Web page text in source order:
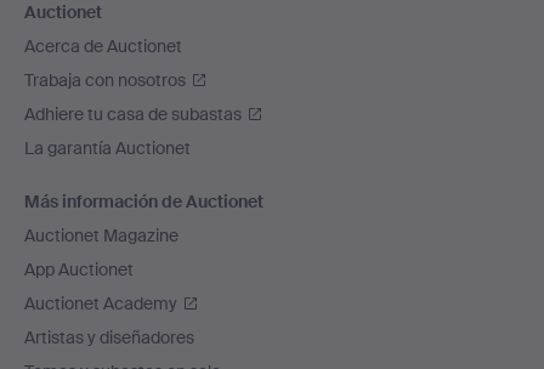
Auctionet
Acerca de Auctionet
Trabaja con nosotros
Adhiere tu casa de subastas
La garantía Auctionet
Más información de Auctionet
Auctionet Magazine
App Auctionet
Auctionet Academy
Artistas y diseñadores